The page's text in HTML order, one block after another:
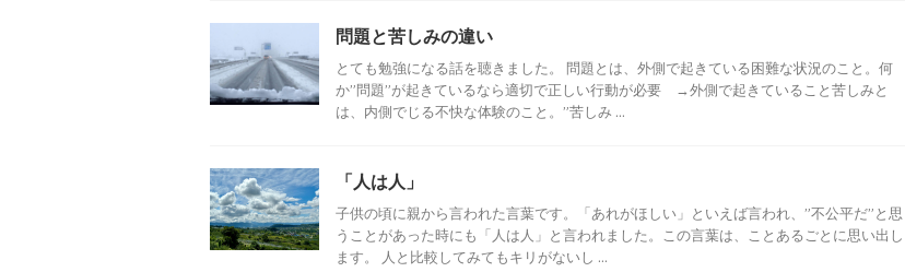
問題と苦しみの違い
とても勉強になる話を聴きました。 問題とは、外側で起きている困難な状況のこと。何
か”問題”が起きているなら適切で正しい行動が必要 →外側で起きていること苦しみと
は、内側でじる不快な体験のこと。”苦しみ ...
「人は人」
子供の頃に親から言われた言葉です。「あれがほしい」といえば言われ、”不公平だ”と思
うことがあった時にも「人は人」と言われました。この言葉は、ことあるごとに思い出し
ます。 人と比較してみてもキリがないし ...